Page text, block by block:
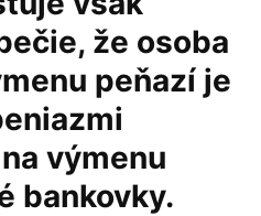
že osoba
peňazí je
výmenu
bankovky.